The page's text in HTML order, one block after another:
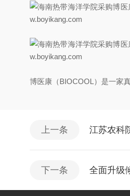
博医康（BIOCOOL）是一家
上一条 江苏农科
下一条 全面升级